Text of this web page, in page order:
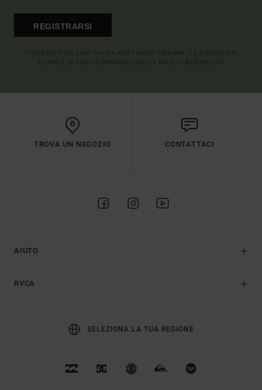
REGISTRARSI
TROVA UN NEGOZIO CONTATTACI
AIUTO
RVCA
SELEZIONA LA TUA REGIONE